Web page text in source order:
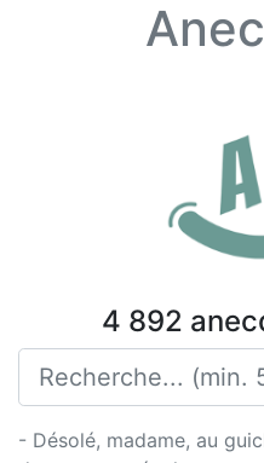
4 892
- Désolé, madame, au